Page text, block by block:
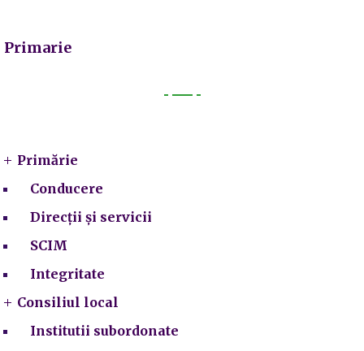
Primarie
Primărie
Conducere
Direcții și servicii
SCIM
Integritate
Consiliul local
Institutii subordonate